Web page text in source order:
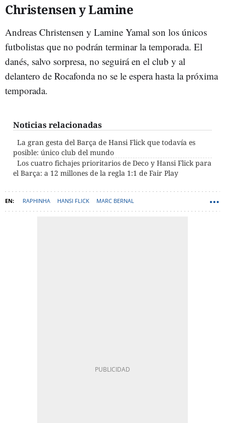
Christensen y Lamine
Andreas Christensen y Lamine Yamal son los únicos
futbolistas que no podrán terminar la temporada. El
danés, salvo sorpresa, no seguirá en el club y al
delantero de Rocafonda no se le espera hasta la próxima
temporada.
Noticias relacionadas
La gran gesta del Barça de Hansi Flick que todavía es
posible: único club del mundo
Los cuatro fichajes prioritarios de Deco y Hansi Flick para
el Barça: a 12 millones de la regla 1:1 de Fair Play
RAPHINHA HANSI FLICK MARC BERNAL